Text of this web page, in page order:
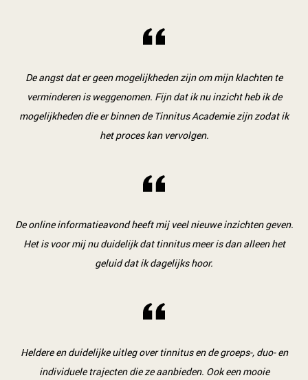
De angst dat er geen mogelijkheden zijn om mijn klachten te
verminderen is weggenomen. Fijn dat ik nu inzicht heb ik de
mogelijkheden die er binnen de Tinnitus Academie zijn zodat ik
het proces kan vervolgen.
De online informatieavond heeft mij veel nieuwe inzichten geven.
Het is voor mij nu duidelijk dat tinnitus meer is dan alleen het
geluid dat ik dagelijks hoor.
Heldere en duidelijke uitleg over tinnitus en de groeps-, duo- en
individuele trajecten die ze aanbieden. Ook een mooie